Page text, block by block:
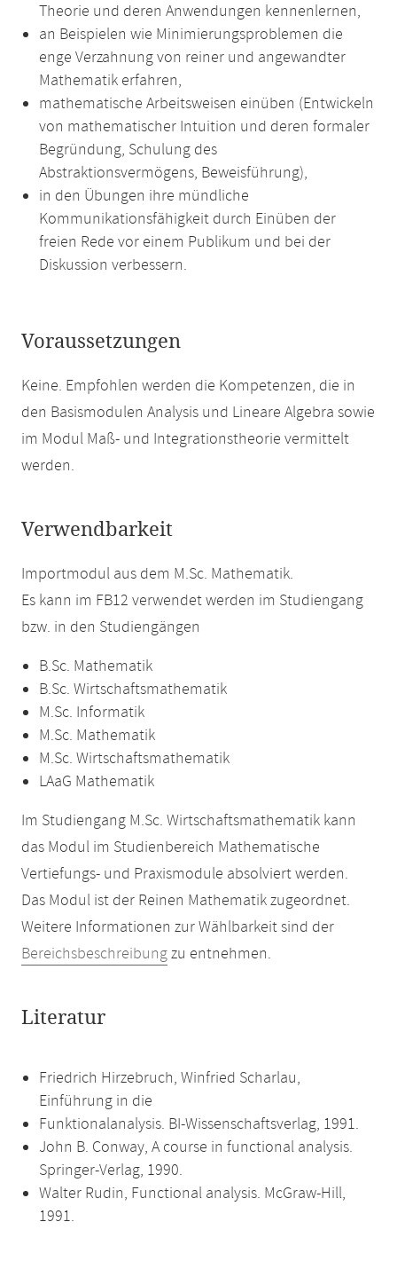
Theorie und deren Anwendungen kennenlernen,
an Beispielen wie Minimierungsproblemen die
enge Verzahnung von reiner und angewandter
Mathematik erfahren,
mathematische Arbeitsweisen einüben (Entwickeln
von mathematischer Intuition und deren formaler
Begründung, Schulung des
Abstraktionsvermögens, Beweisführung),
in den Übungen ihre mündliche
Kommunikationsfähigkeit durch Einüben der
freien Rede vor einem Publikum und bei der
Diskussion verbessern.
Voraussetzungen
Keine. Empfohlen werden die Kompetenzen, die in
den Basismodulen Analysis und Lineare Algebra sowie
im Modul Maß- und Integrationstheorie vermittelt
werden.
Verwendbarkeit
Importmodul aus dem M.Sc. Mathematik.
Es kann im FB12 verwendet werden im Studiengang
bzw. in den Studiengängen
B.Sc. Mathematik
B.Sc. Wirtschaftsmathematik
M.Sc. Informatik
M.Sc. Mathematik
M.Sc. Wirtschaftsmathematik
LAaG Mathematik
Im Studiengang M.Sc. Wirtschaftsmathematik kann
das Modul im Studienbereich Mathematische
Vertiefungs- und Praxismodule absolviert werden.
Das Modul ist der Reinen Mathematik zugeordnet.
Weitere Informationen zur Wählbarkeit sind der
Bereichsbeschreibungzu entnehmen.
Literatur
Friedrich Hirzebruch, Winfried Scharlau,
Einführung in die
Funktionalanalysis. BI-Wissenschaftsverlag, 1991.
John B. Conway, A course in functional analysis.
Springer-Verlag, 1990.
Walter Rudin, Functional analysis. McGraw-Hill,
1991.